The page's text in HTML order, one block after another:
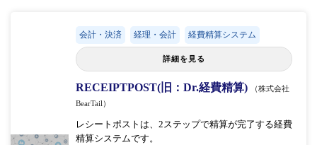
会計・決済 経理・会計 経費精算システム
詳細を見る
RECEIPTPOST(旧：Dr.経費精算)
（株式会社
BearTail）
レシートポストは、2ステップで精算が完了する経費
精算システムです。